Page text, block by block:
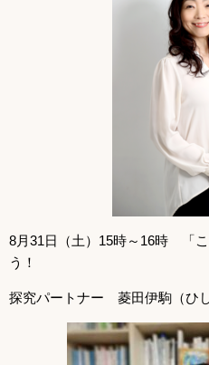
8月31日（土）15時～16時 「
う！
探究パートナー 菱田伊駒（ひし